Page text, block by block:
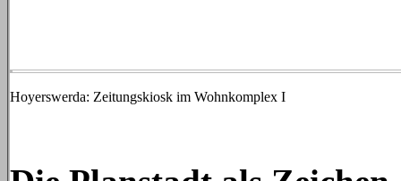
Hoyerswerda: Zeitungskiosk im Wohnkomplex I